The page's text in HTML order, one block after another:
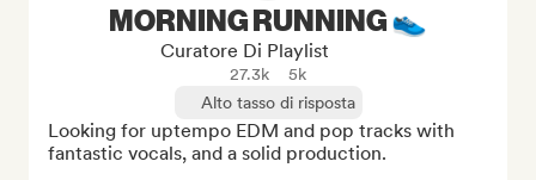
MORNING RUNNING 👟
Curatore Di Playlist
27.3k
5k
Alto tasso di risposta
Looking for uptempo EDM and pop tracks with
fantastic vocals, and a solid production.